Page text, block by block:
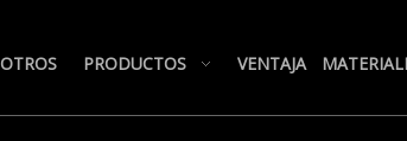
PRODUCTOS VENTAJA